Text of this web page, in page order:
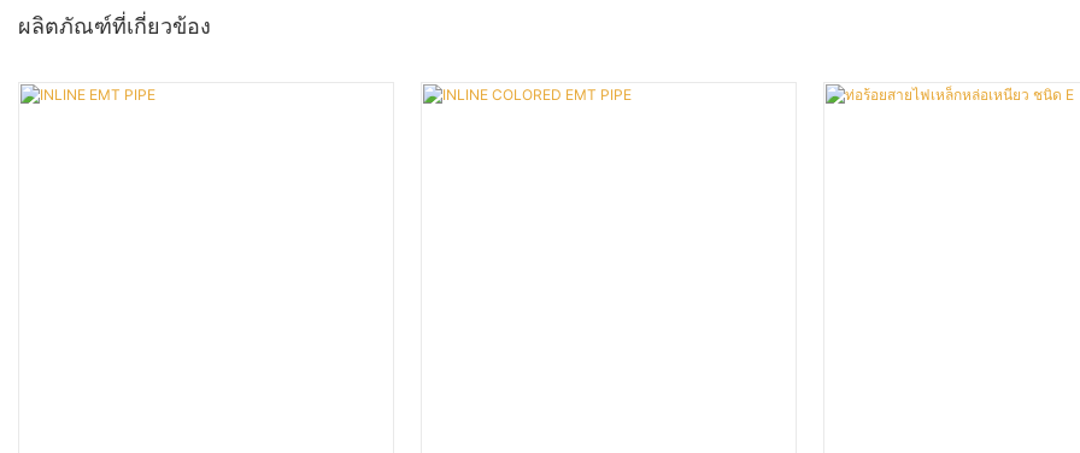
ผลิตภัณฑ์ที่เกี่ยวข้อง